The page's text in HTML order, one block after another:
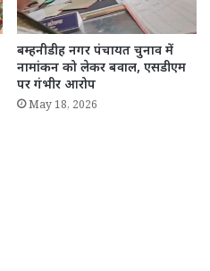
बम्हनीडीह नगर पंचायत चुनाव में
नामांकन को लेकर बवाल, एसडीएम
पर गंभीर आरोप
May 18, 2026